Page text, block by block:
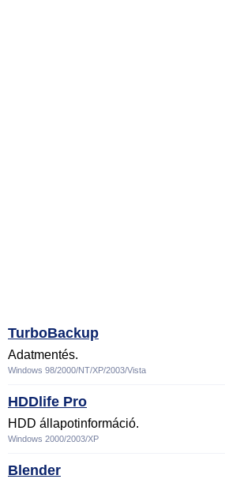
TurboBackup
Adatmentés.
Windows 98/2000/NT/XP/2003/Vista
HDDlife Pro
HDD állapotinformáció.
Windows 2000/2003/XP
Blender